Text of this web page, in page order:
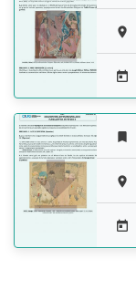
 




